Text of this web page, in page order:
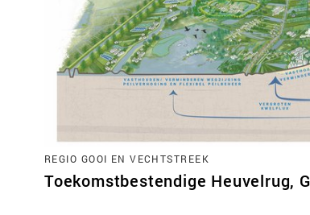
REGIO GOOI EN VECHTSTREEK
Toekomstbestendige Heuvelrug,